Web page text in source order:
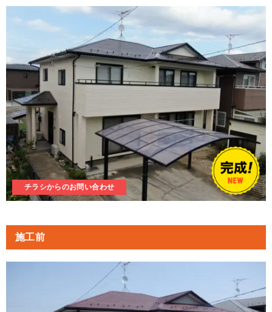
チラシからのお問い合わせ
施工前